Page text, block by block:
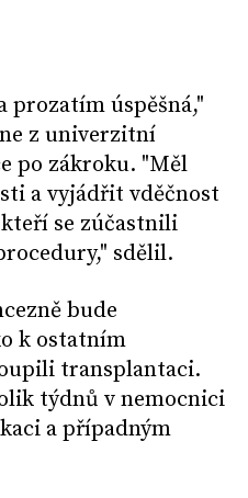
prozatím úspěšná,"
z univerzitní
po zákroku. "Měl
a vyjádřit vděčnost
se zúčastnili
sdělil.
bude
k ostatním
transplantaci.
týdnů v nemocnici
a případným